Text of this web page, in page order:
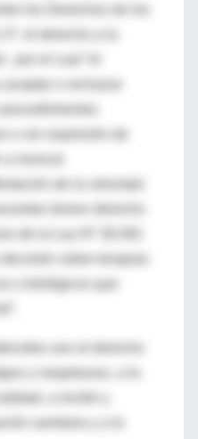
o sin expresión de
sobre terapias
o biológicos que
y respetuoso, a la
sanitaria y a la